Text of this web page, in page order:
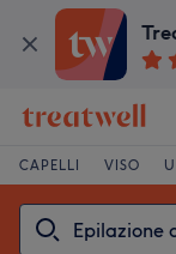
CAPELLI VISO